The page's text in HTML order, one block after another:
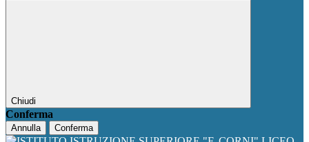
Chiudi
Conferma
Annulla Conferma